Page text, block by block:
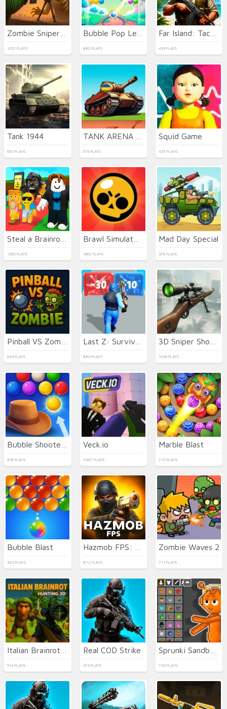
1051 PLAYS 880 PLAYS 439 PLAYS
Tank 1944
650 PLAYS 615 PLAYS
Squid Game
437 PLAYS
1350 PLAYS 1662 PLAYS
Mad Day Special
376 PLAYS
643 PLAYS
Last Z: Survival Shooter
880 PLAYS 1039 PLAYS
836 PLAYS
Veck.io
7467 PLAYS
Marble Blast
210 PLAYS
Bubble Blast
320 PLAYS 872 PLAYS
Zombie Waves 2
711 PLAYS
514 PLAYS
Real COD Strike
373 PLAYS 745 PLAYS